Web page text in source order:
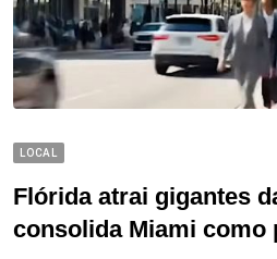
LOCAL
Flórida atrai gigantes
consolida Miami como